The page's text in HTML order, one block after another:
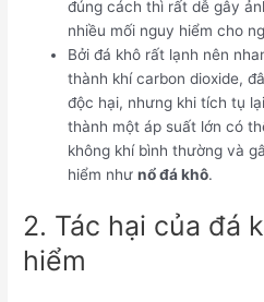
đúng cách thì rất dễ gây
nhiều mối nguy hiểm cho
Bởi đá khô rất lạnh nên
thành khí carbon dioxide,
độc hại, nhưng khi tích tụ
thành một áp suất lớn có
không khí bình thường và
hiểm nhưnổ đá khô.
2. Tác hại của đá
hiểm